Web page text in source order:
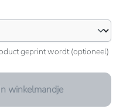
geprint wordt (optioneel)
de gewenste
winkelmandje